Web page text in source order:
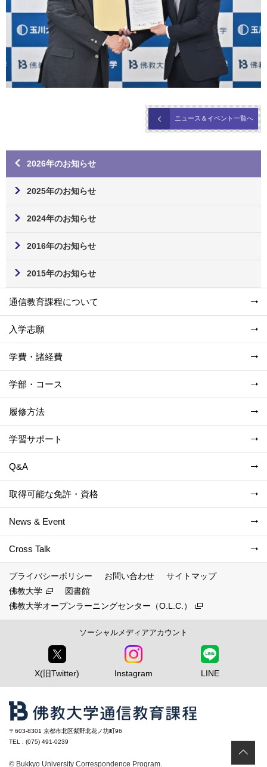
ニュース＆イベント一覧へ
2026年のお知らせ
2025年のお知らせ
2024年のお知らせ
2016年のお知らせ
2015年のお知らせ
通信教育課程について
入学志願
学費・諸経費
学部・コース
履修方法
学習サポート
Q&A
取得可能な免許・資格
News & Event
Cross Talk
プライバシーポリシー お問い合わせ
サイトマップ
佛教大学
図書館
佛教大学オープンラーニングセンター（O.L.C.）
ソーシャルメディアアカウント
X(旧Twitter) Instagram LINE
〒603-8301 京都市北区紫野北花ノ坊町96
TEL : (075) 491-0239
© Bukkyo University Correspondence Program.